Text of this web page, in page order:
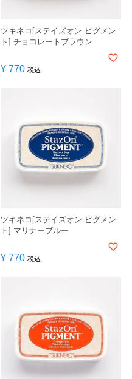
ツキネコ[ステイズオン ピグメン
ト] チョコレートブラウン
¥ 770 税込
ツキネコ[ステイズオン ピグメン
ト] マリナーブルー
¥ 770 税込